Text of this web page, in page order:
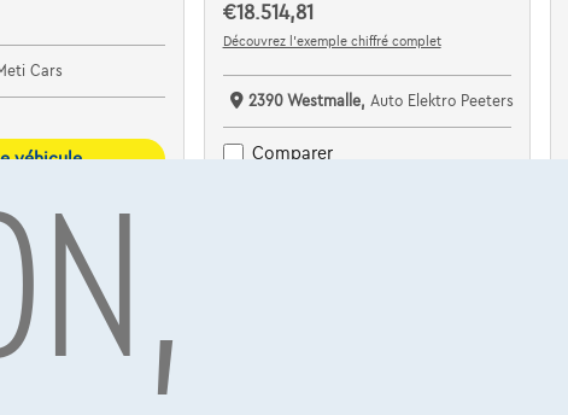
Cars
véhicule
€18.514,81
Découvrez l’exemple chiffré complet
2390 Westmalle, Auto Elektro Peeters
Comparer